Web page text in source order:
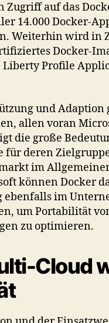
Zugriff auf das
14.000 Docker-
Weiterhin wird in
Docker-
Liberty Profile
und Adaption
allen voran
die große
für deren
im
können Docker
im
um Portabilität
zu optimieren.
Cloud